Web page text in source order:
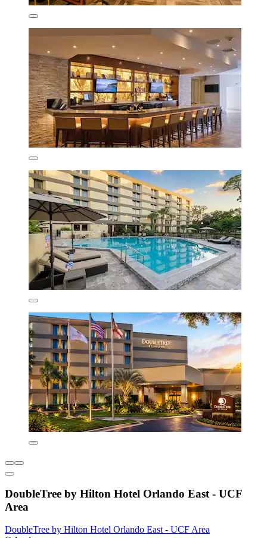
DoubleTree by Hilton Hotel Orlando East - UCF
Area
DoubleTree by Hilton Hotel Orlando East - UCF Area